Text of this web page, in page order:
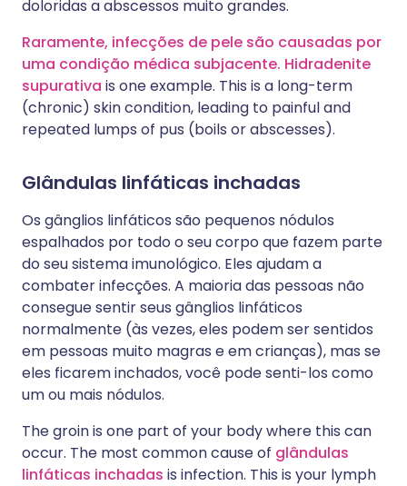
doloridas a abscessos muito grandes.
Raramente, infecções de pele são causadas por
uma condição médica subjacente. Hidradenite
supurativa is one example. This is a long-term
(chronic) skin condition, leading to painful and
repeated lumps of pus (boils or abscesses).
Glândulas linfáticas inchadas
Os gânglios linfáticos são pequenos nódulos
espalhados por todo o seu corpo que fazem parte
do seu sistema imunológico. Eles ajudam a
combater infecções. A maioria das pessoas não
consegue sentir seus gânglios linfáticos
normalmente (às vezes, eles podem ser sentidos
em pessoas muito magras e em crianças), mas se
eles ficarem inchados, você pode senti-los como
um ou mais nódulos.
The groin is one part of your body where this can
occur. The most common cause of glândulas
linfáticas inchadas is infection. This is your lymph